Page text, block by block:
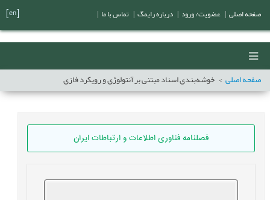
صفحه اصلی خوشه‌بندی اسناد مبتنی بر آنتولوژی و رویکرد فازی
فصلنامه فناوری اطلاعات و ارتباطات ایران
صفحه اصلی عضویت/ ورود درباره رایمگ تماس با ما